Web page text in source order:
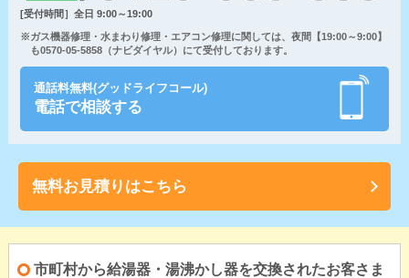
[受付時間］全日 9:00～19:00
※ガス機器修理・水まわり修理・エアコン修理に関しては、夜間【19:00～9:00】
も0570-05-5858（ナビダイヤル）にて受付しております。
通話料無料(グッドライフコール)
電話で相談する
無料お見積りはこちら
市町村から給湯器・湯沸かし器を交換されたお客さま